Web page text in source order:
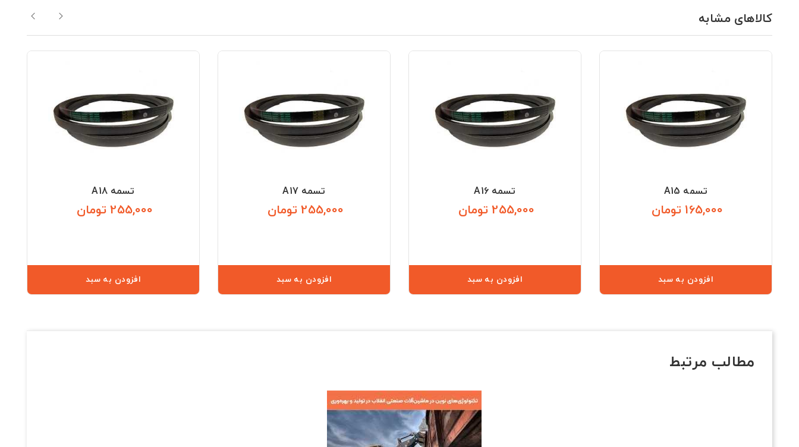
کالاهای مشابه
تسمه A15
165,000 تومان
افزودن به سبد
تسمه A16
255,000 تومان
افزودن به سبد
تسمه A17
255,000 تومان
افزودن به سبد
تسمه A18
255,000 تومان
افزودن به سبد
مطالب مرتبط